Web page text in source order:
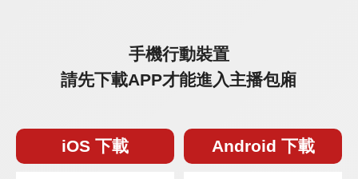
手機行動裝置
請先下載APP才能進入主播包廂
iOS 下載 Android 下載